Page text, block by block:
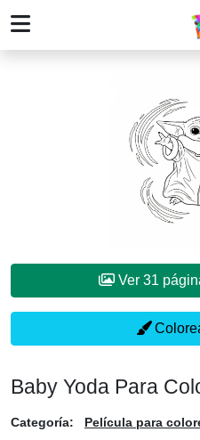
Ver 31
Baby Yoda Para
Categoría: Película para